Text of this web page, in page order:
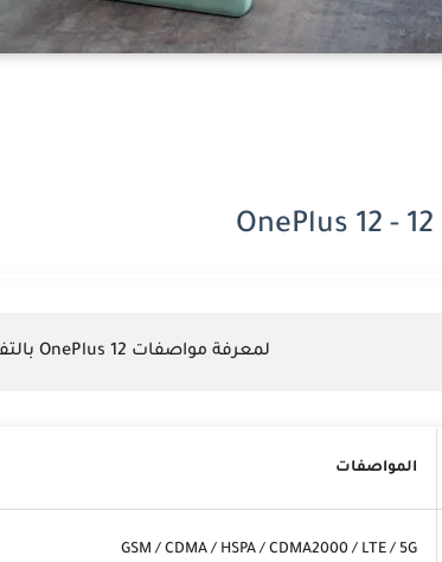
لمعرفة مواصفات OnePlus 12 بالتفصيل من هنا :
المواصفات
GSM / CDMA / HSPA / CDMA2000 / LTE / 5G